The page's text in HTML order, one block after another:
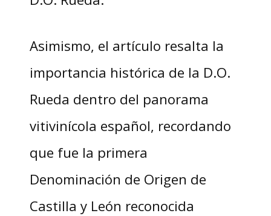
Asimismo, el artículo resalta la
importancia histórica de la D.O.
Rueda dentro del panorama
vitivinícola español, recordando
que fue la primera
Denominación de Origen de
Castilla y León reconocida